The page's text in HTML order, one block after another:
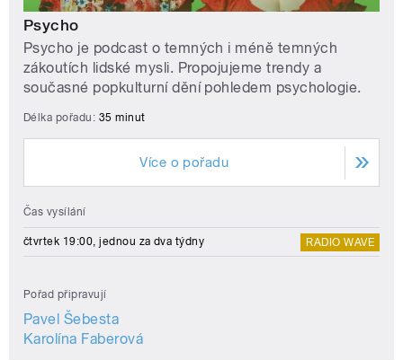
Psycho
Psycho je podcast o temných i méně temných
zákoutích lidské mysli. Propojujeme trendy a
současné popkulturní dění pohledem psychologie.
Délka pořadu: 35 minut
Více o pořadu
Čas vysílání
čtvrtek 19:00, jednou za dva týdny RADIO WAVE
Pořad připravují
Pavel Šebesta
Karolína Faberová